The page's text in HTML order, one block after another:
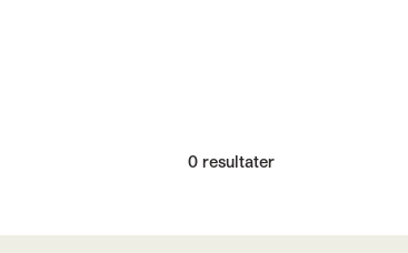
0 resultater